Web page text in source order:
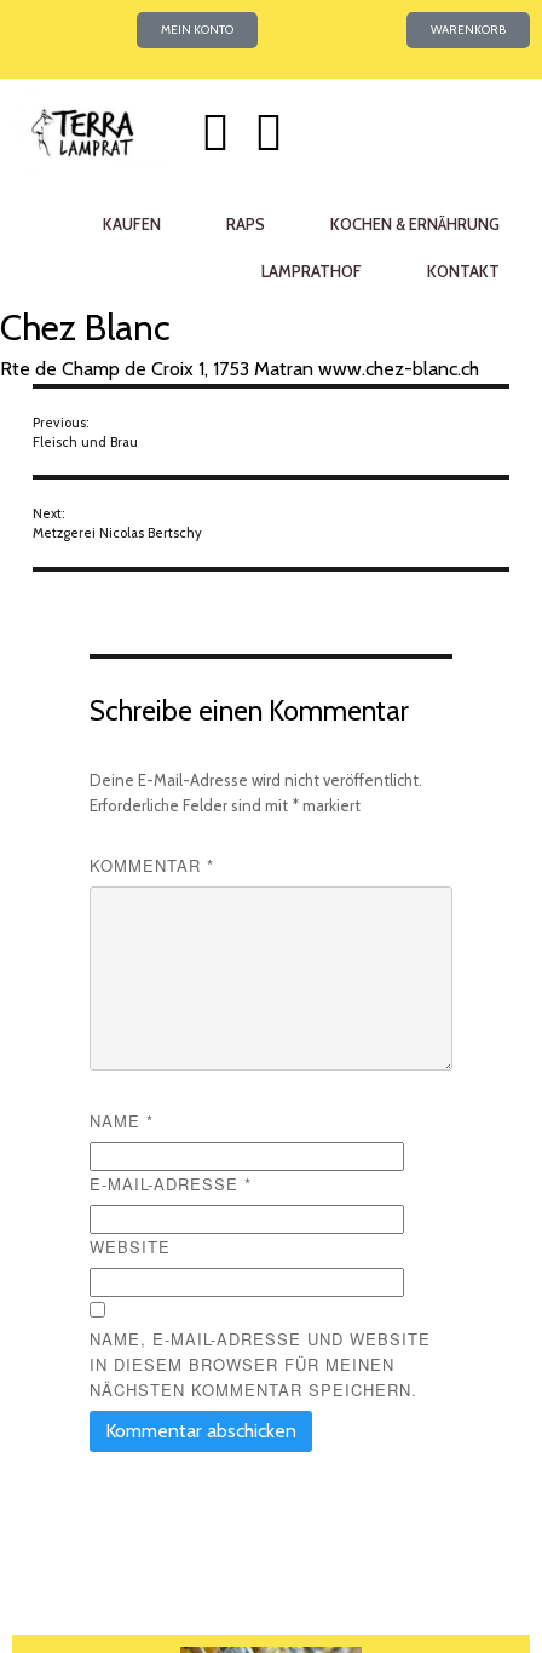
MEIN KONTO WARENKORB
KAUFEN RAPS KOCHEN & ERNÄHRUNG
LAMPRATHOF KONTAKT
Chez Blanc
Rte de Champ de Croix 1, 1753 Matran www.chez-blanc.ch
Previous:
Fleisch und Brau
Next:
Metzgerei Nicolas Bertschy
Schreibe einen Kommentar
Deine E-Mail-Adresse wird nicht veröffentlicht.
Erforderliche Felder sind mit *markiert
KOMMENTAR*
NAME*
E-MAIL-ADRESSE*
WEBSITE
NAME, E-MAIL-ADRESSE UND WEBSITE
IN DIESEM BROWSER FÜR MEINEN
NÄCHSTEN KOMMENTAR SPEICHERN.